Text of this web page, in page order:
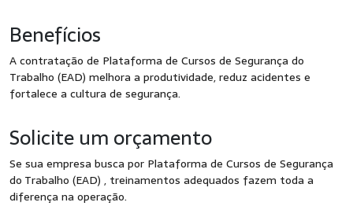
Benefícios
A contratação de Plataforma de Cursos de Segurança do
Trabalho (EAD) melhora a produtividade, reduz acidentes e
fortalece a cultura de segurança.
Solicite um orçamento
Se sua empresa busca por Plataforma de Cursos de Segurança
do Trabalho (EAD) , treinamentos adequados fazem toda a
diferença na operação.